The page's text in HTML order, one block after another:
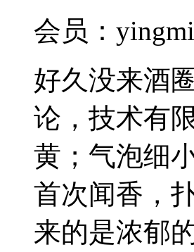
会员：
好久没来酒
论，技术有
黄；气泡细
首次闻香，
来的是浓郁